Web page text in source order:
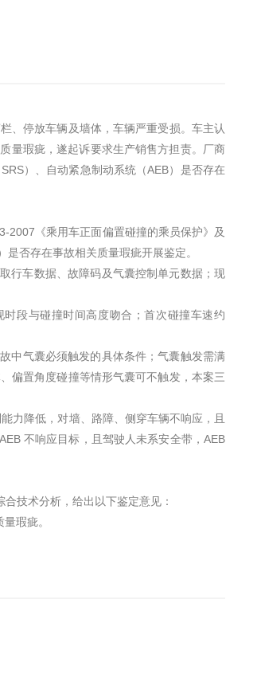
、停放车辆及墙体，车辆严重受损。车主认
量瑕疵，遂起诉要求生产销售方担责。厂商
）、自动紧急制动系统（AEB）是否存在
2007《乘用车正面偏置碰撞的乘员保护》及
否存在事故相关质量瑕疵开展鉴定。
行车数据、故障码及气囊控制单元数据；现
段与碰撞时间高度吻合；首次碰撞车速约
中气囊必须触发的具体条件；气囊触发需满
偏置角度碰撞等情形气囊可不触发，本案三
力降低，对墙、路障、侧穿车辆不响应，且
不响应目标，且驾驶人未系安全带，AEB
技术分析，给出以下鉴定意见：
瑕疵。